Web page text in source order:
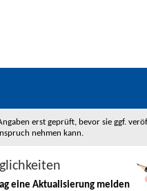
erst geprüft, bevor sie ggf.
nehmen kann.
eine Aktualisierungmelden